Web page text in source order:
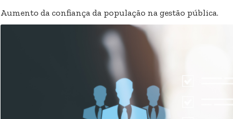
Aumento da confiança da população na gestão pública.